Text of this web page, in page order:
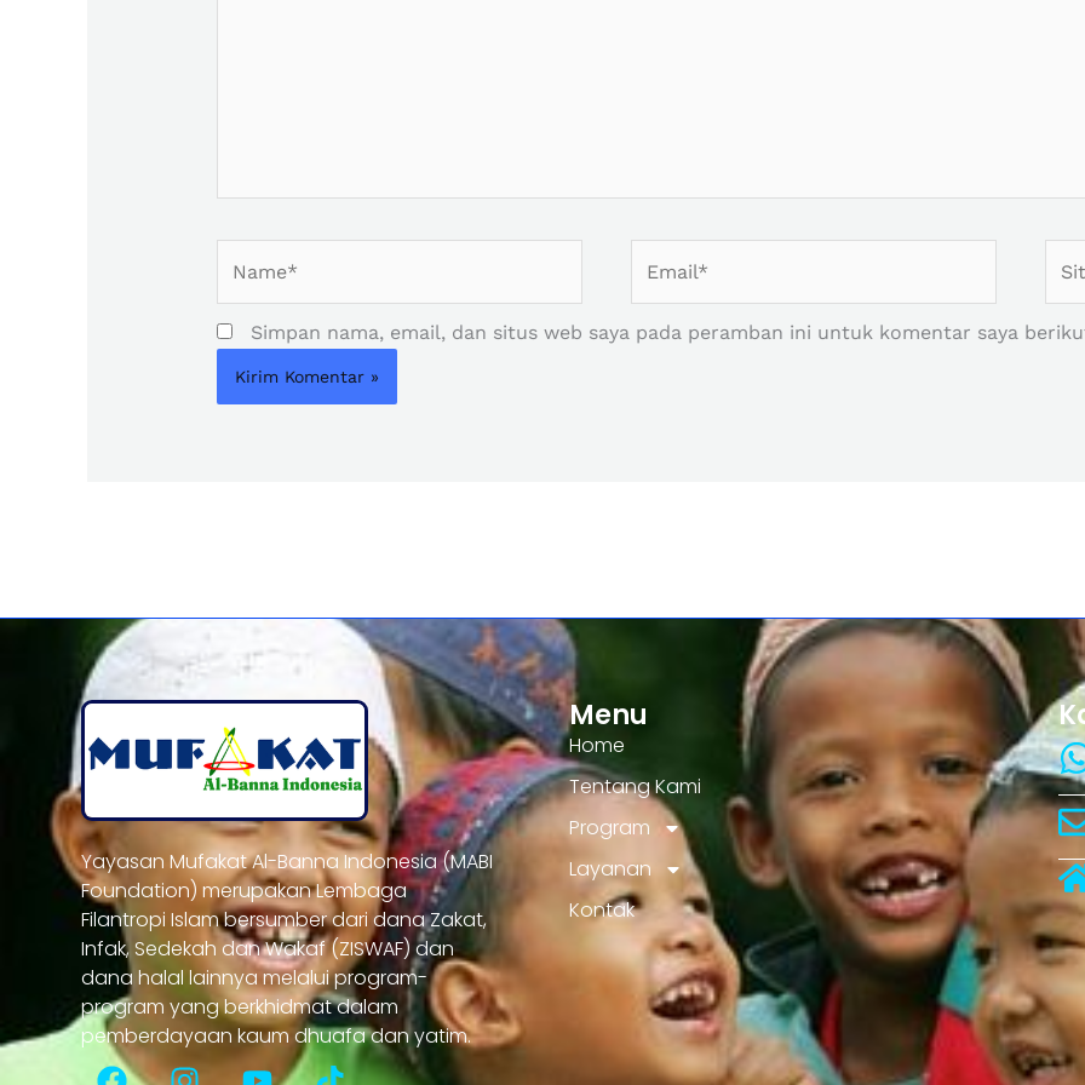
Simpan nama, email, dan situs web saya pada peramban ini untuk komentar saya
Menu
Home
Tentang Kami
Program
Layanan
Kontak
Yayasan Mufakat Al-Banna Indonesia (MABI
Foundation) merupakan Lembaga
Filantropi Islam bersumber dari dana Zakat,
Infak, Sedekah dan Wakaf (ZISWAF) dan
dana halal lainnya melalui program-
program yang berkhidmat dalam
pemberdayaan kaum dhuafa dan yatim.
F
I
Y
T